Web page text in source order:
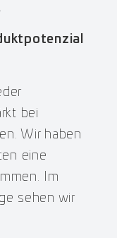
bei
Wir haben
eine
Im
sehen wir